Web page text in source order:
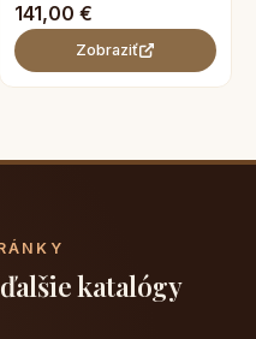
141,00 €
Zobraziť
katalógy